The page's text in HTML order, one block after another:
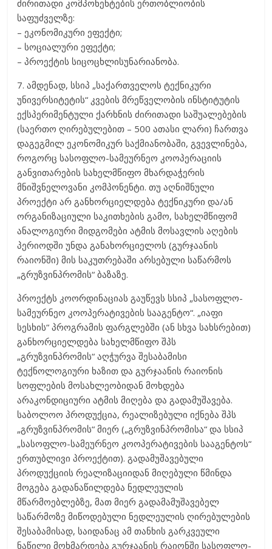
ძირითადი კომპონენტების ერთობლიობის
საფუძველზე:
– ეკონომიკური ეფექტი;
– სოციალური ეფექტი;
– პროექტის სიცოცხლისუნარიანობა.
7. ამდენად, სსიპ „საქართველოს ტექნიკური
უნივერსიტეტის“ კვების მრეწველობის ინსტიტუტის
ექსპერიმენტული ქარხნის ძირითადი საშუალებების
(საერთო ღირებულებით – 500 ათასი ლარი) ჩართვა
დაგეგმილ ეკონომიკურ საქმიანობაში, გვევლინება,
როგორც სასოფლო-სამეურნეო კოოპერაციის
განვითარების სახელმწიფო მხარდაჭერის
მნიშვნელოვანი კომპონენტი. თუ აღნიშნული
პროექტი არ განხორციელდება ტექნიკური და/ან
ორგანიზაციული საკითხების გამო, სახელმწიფომ
ანალოგიური მიდგომები ატმის მოსავლის აღების
პერიოდში უნდა განახორციელოს (გურჯაანის
რაიონში) მის საკუთრებაში არსებული საწარმოს
„გრუზვინპრომის“ ბაზაზე.
პროექტს კოორდინაციას გაუწევს სსიპ „სასოფლო-
სამეურნეო კოოპერატივების სააგენტო“. „იაფი
სესხის“ პროგრამის ფარგლებში (ან სხვა სახსრებით)
განხორციელდება სახელმწიფო შპს
„გრუზვინპრომის“ აღჭურვა შესაბამისი
ტექნოლოგიური ხაზით და გურჯაანის რაიონის
სოფლების მოსახლეობიდან მოხდება
არაკონდიციური ატმის მიღება და გადამუშავება.
საბოლოო პროდუქცია, რეალიზებული იქნება შპს
„გრუზვინპრომის“ მიერ („გრუზვინპრომისა“ და სსიპ
„სასოფლო-სამეურნეო კოოპერატივების სააგენტოს“
ერთუბლივი პროექტით). გადამუშავებული
პროდუქციის რეალიზაციიდან მიღებული წმინდა
მოგება გადანაწილდება ნედლეულის
მწარმოებლებზე, მათ მიერ გადამამუშავებელ
საწარმოზე მიწოდებული ნედლეულის ღირებულების
შესაბამისად, საიდანაც ამ თანხის გარკვეული
ნაწილი მოხმარდება გურჯაანის რაიონში სასოფლო-